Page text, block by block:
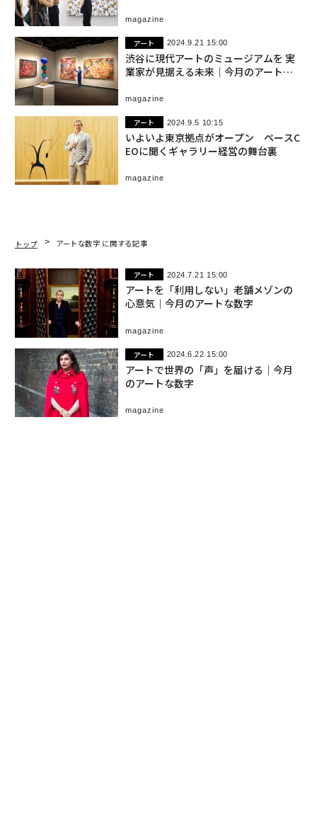
magazine
アート 2024.9.21 15:00
渋谷に現代アートのミュージアムを 実
業家が見据える未来｜今月のアートな
magazine
アート 2024.9.5 10:15
いよいよ東京拠点がオープン ペースC
EOに聞くギャラリー経営の舞台裏
magazine
トップ アートな数字 に関する記事
アート 2024.7.21 15:00
アートを「利用しない」老舗メゾンの
心意気｜今月のアートな数字
magazine
アート 2024.6.22 15:00
アートで世界の「声」を届ける｜今月
のアートな数字
magazine